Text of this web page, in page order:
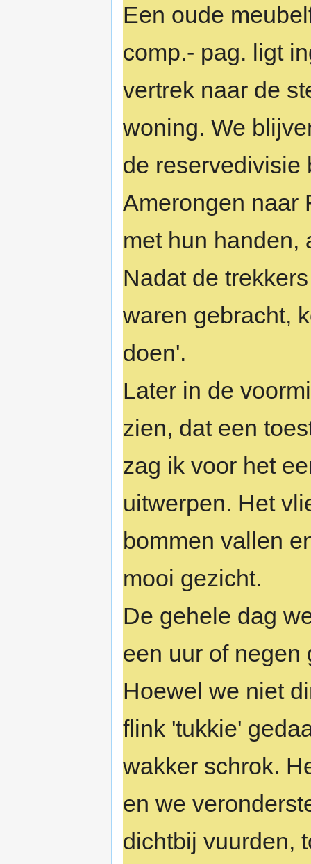
Een oude
comp.- pag. ligt
vertrek naar de
woning. We
de reservedivisie
Amerongen naar
met hun handen,
Nadat de
waren gebracht,
doen'.
Later in de
zien, dat een
zag ik voor het
uitwerpen. Het
bommen vallen
mooi gezicht.
De gehele dag
een uur of negen
Hoewel we niet
flink 'tukkie'
wakker schrok.
en we
dichtbij vuurden,